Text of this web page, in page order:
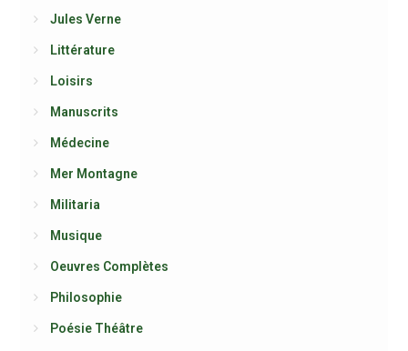
Jules Verne
Littérature
Loisirs
Manuscrits
Médecine
Mer Montagne
Militaria
Musique
Oeuvres Complètes
Philosophie
Poésie Théâtre